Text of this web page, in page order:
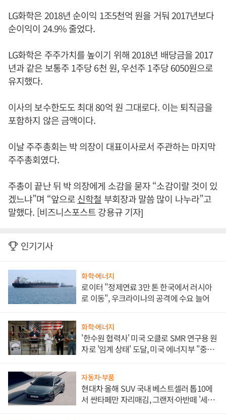
LG화학은 2018년 순이익 1조5천억 원을 거둬 2017년보다
순이익이 24.9% 줄었다.
LG화학은 주주가치를 높이기 위해 2018년 배당금을 2017
년과 같은 보통주 1주당 6천 원, 우선주 1주당 6050원으로
유지했다.
이사의 보수한도도 최대 80억 원 그대로다. 이는 퇴직금을
포함하지 않은 금액이다.
이날 주주총회는 박 의장이 대표이사로서 주관하는 마지막
주주총회였다.
주총이 끝난 뒤 박 의장에게 소감을 묻자 “소감이랄 것이 있
겠느냐”며 “앞으로신학철 부회장과 말씀 많이 나누라”고
말했다. [비즈니스포스트 강용규 기자]
인기기사
화학·에너지
로이터 "정제연료 3만 톤 한국에서 러시아
로 이동", 우크라이나의 공격에 수요 늘어
화학·에너지
'한수원 협력사' 미국 오클로 SMR 연구용 원
자로 '임계 상태' 도달, 미국 에너지부 "중요
자동차·부품
현대차 올해 SUV 국내 베스트셀러 톱10에
서 싼타페만 자리매김, 그랜저·아반떼 '세단